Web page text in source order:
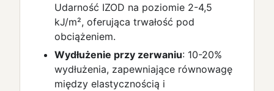
Udarność IZOD na poziomie 2-4,5
kJ/m², oferująca trwałość pod
obciążeniem.
Wydłużenie przy zerwaniu: 10-20%
wydłużenia, zapewniające równowagę
między elastycznością i